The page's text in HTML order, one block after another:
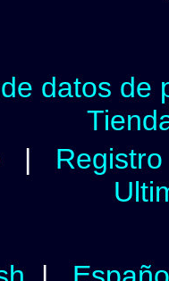
datos de
|